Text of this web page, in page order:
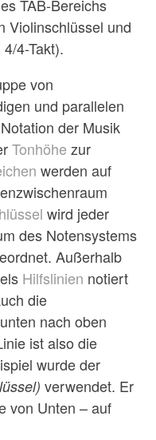
TAB-Bereichs
Violinschlüssel und
4-Takt).
von
und parallelen
der Musik
Tonhöhe zur
werden auf
wird jeder
des Notensystems
Außerhalb
Hilfslinien notiert
die
nach oben
ist also die
wurde der
verwendet. Er
von Unten – auf